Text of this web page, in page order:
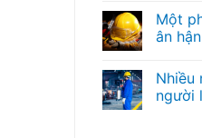
Một
ân hận
Nhiều
người